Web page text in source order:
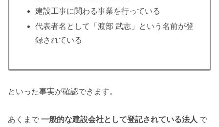
建設工事に関わる事業を行っている
代表者名として「渡部 武志」という名前が登
録されている
といった事実が確認できます。
あくまで 一般的な建設会社として登記されている法人 で